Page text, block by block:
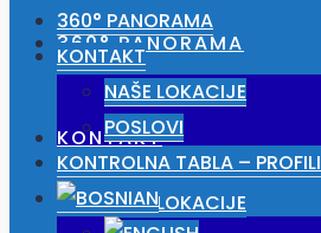
360° PANORAMA
KONTAKT
NAŠE LOKACIJE
360° PANORAMA
KONTAKT
NAŠE LOKACIJE
POSLOVI
KONTROLNA TABLA – PROFILI